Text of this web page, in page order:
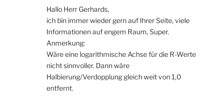
Hallo Herr Gerhards,
ich bin immer wieder gern auf Ihrer Seite, viele
Informationen auf engem Raum, Super.
Anmerkung:
Wäre eine logarithmische Achse für die R-Werte
nicht sinnvoller. Dann wäre
Halbierung/Verdopplung gleich weit von 1,0
entfernt.